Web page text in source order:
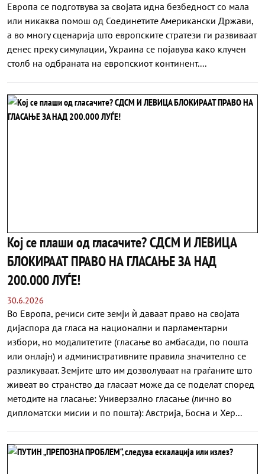
Европа се подготвува за својата идна безбедност со мала
или никаква помош од Соединетите Американски Држави,
а во многу сценарија што европските стратези ги развиваат
денес преку симулации, Украина се појавува како клучен
столб на одбраната на европскиот континент....
Кој се плаши од гласачите? СДСМ И ЛЕВИЦА
БЛОКИРААТ ПРАВО НА ГЛАСАЊЕ ЗА НАД
200.000 ЛУЃЕ!
30.6.2026
Во Европа, речиси сите земји ѝ даваат право на својата
дијаспора да гласа на национални и парламентарни
избори, но модалитетите (гласање во амбасади, по пошта
или онлајн) и административните правила значително се
разликуваат. Земјите што им дозволуваат на граѓаните што
живеат во странство да гласаат може да се поделат според
методите на гласање: Универзално гласање (лично во
дипломатски мисии и по пошта): Австрија, Босна и Хер...